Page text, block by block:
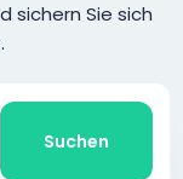
sichern Sie sich
Suchen